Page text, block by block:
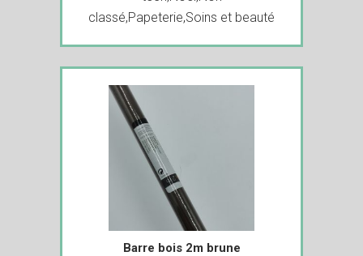
classé,Papeterie,Soins et beauté
Barre bois 2m brune